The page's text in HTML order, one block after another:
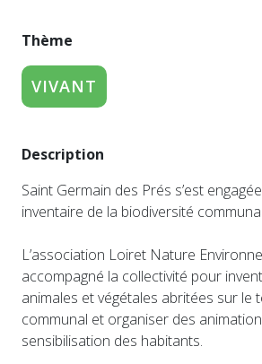
Thème
VIVANT
Description
Saint Germain des Prés s’est
inventaire de la biodiversité
L’association Loiret Nature
accompagné la collectivité pour
animales et végétales abritées sur le
communal et organiser des
sensibilisation des habitants.